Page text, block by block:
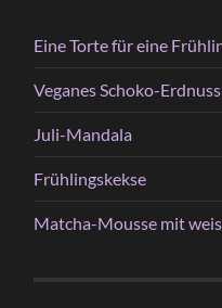
Eine Torte für eine
Veganes Schoko-
Juli-Mandala
Frühlingskekse
Matcha-Mousse mit